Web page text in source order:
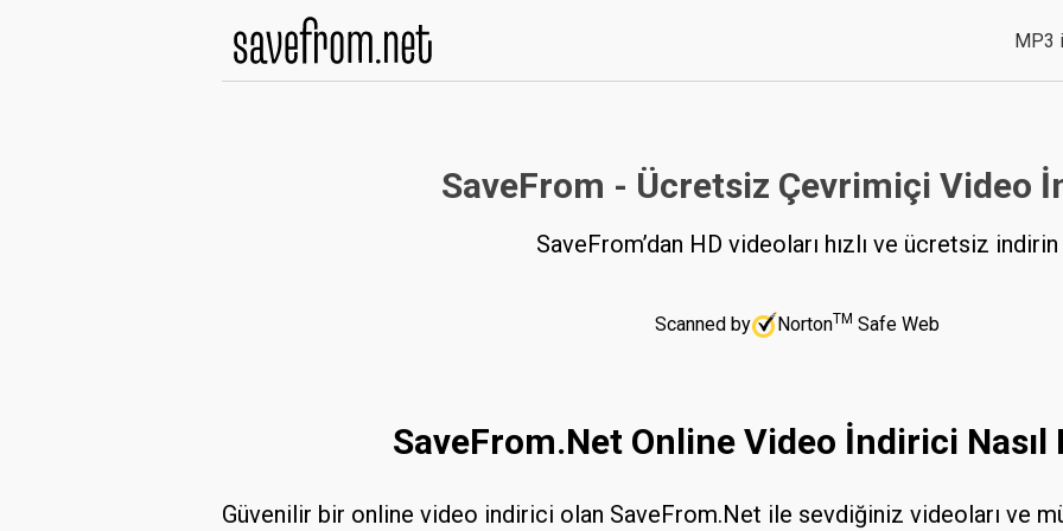
MP3
SaveFrom - Ücretsiz Çevrimiçi Video
SaveFrom’dan HD videoları hızlı ve ücretsiz indirin
Scanned by NortonTM Safe Web
SaveFrom.Net Online Video İndirici Nasıl
Güvenilir bir online video indirici olan SaveFrom.Net ile sevdiğiniz videoları ve